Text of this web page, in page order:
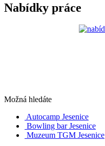
Nabídky práce
Možná hledáte
Autocamp Jesenice
Bowling bar Jesenice
Muzeum TGM Jesenice